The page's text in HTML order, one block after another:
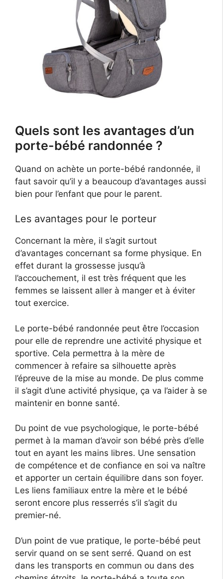
Quels sont les avantages d’un
porte-bébé randonnée ?
Quand on achète un porte-bébé randonnée, il
faut savoir qu’il y a beaucoup d’avantages aussi
bien pour l’enfant que pour le parent.
Les avantages pour le porteur
Concernant la mère, il s’agit surtout
d’avantages concernant sa forme physique. En
effet durant la grossesse jusqu’à
l’accouchement, il est très fréquent que les
femmes se laissent aller à manger et à éviter
tout exercice.
Le porte-bébé randonnée peut être l’occasion
pour elle de reprendre une activité physique et
sportive. Cela permettra à la mère de
commencer à refaire sa silhouette après
l’épreuve de la mise au monde. De plus comme
il s’agit d’une activité physique, ça va l’aider à se
maintenir en bonne santé.
Du point de vue psychologique, le porte-bébé
permet à la maman d’avoir son bébé près d’elle
tout en ayant les mains libres. Une sensation
de compétence et de confiance en soi va naître
et apporter un certain équilibre dans son foyer.
Les liens familiaux entre la mère et le bébé
seront encore plus resserrés s’il s’agit du
premier-né.
D’un point de vue pratique, le porte-bébé peut
servir quand on se sent serré. Quand on est
dans les transports en commun ou dans des